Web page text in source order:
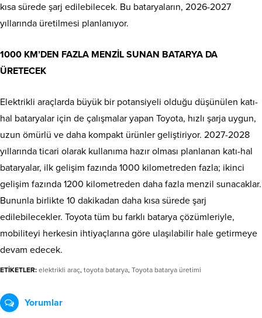
kısa sürede şarj edilebilecek. Bu bataryaların, 2026-2027
yıllarında üretilmesi planlanıyor.
1000 KM’DEN FAZLA MENZİL SUNAN BATARYA DA
ÜRETECEK
Elektrikli araçlarda büyük bir potansiyeli olduğu düşünülen katı-
hal bataryalar için de çalışmalar yapan Toyota, hızlı şarja uygun,
uzun ömürlü ve daha kompakt ürünler geliştiriyor. 2027-2028
yıllarında ticari olarak kullanıma hazır olması planlanan katı-hal
bataryalar, ilk gelişim fazında 1000 kilometreden fazla; ikinci
gelişim fazında 1200 kilometreden daha fazla menzil sunacaklar.
Bununla birlikte 10 dakikadan daha kısa sürede şarj
edilebilecekler. Toyota tüm bu farklı batarya çözümleriyle,
mobiliteyi herkesin ihtiyaçlarına göre ulaşılabilir hale getirmeye
devam edecek.
ETİKETLER: elektrikli araç, toyota batarya, Toyota batarya üretimi
Yorumlar